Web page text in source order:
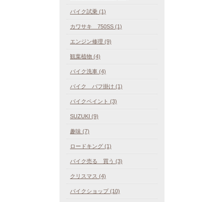
バイク試乗 (1)
カワサキ 750SS (1)
エンジン修理 (9)
観葉植物 (4)
バイク洗車 (4)
バイク バフ掛け (1)
バイクペイント (3)
SUZUKI (9)
趣味 (7)
ロードキング (1)
バイク売る 買う (3)
クリスマス (4)
バイクショップ (10)